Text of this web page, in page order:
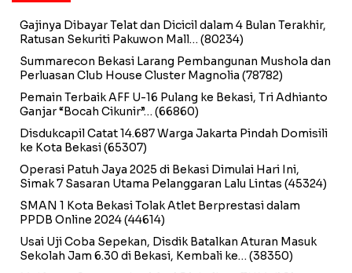
Gajinya Dibayar Telat dan Dicicil dalam 4 Bulan Terakhir,
Ratusan Sekuriti Pakuwon Mall… (80234)
Summarecon Bekasi Larang Pembangunan Mushola dan
Perluasan Club House Cluster Magnolia (78782)
Pemain Terbaik AFF U-16 Pulang ke Bekasi, Tri Adhianto
Ganjar “Bocah Cikunir”… (66860)
Disdukcapil Catat 14.687 Warga Jakarta Pindah Domisili
ke Kota Bekasi(65307)
Operasi Patuh Jaya 2025 di Bekasi Dimulai Hari Ini,
Simak 7 Sasaran Utama Pelanggaran Lalu Lintas (45324)
SMAN 1 Kota Bekasi Tolak Atlet Berprestasi dalam
PPDB Online 2024(44614)
Usai Uji Coba Sepekan, Disdik Batalkan Aturan Masuk
Sekolah Jam 6.30 di Bekasi, Kembali ke… (38350)